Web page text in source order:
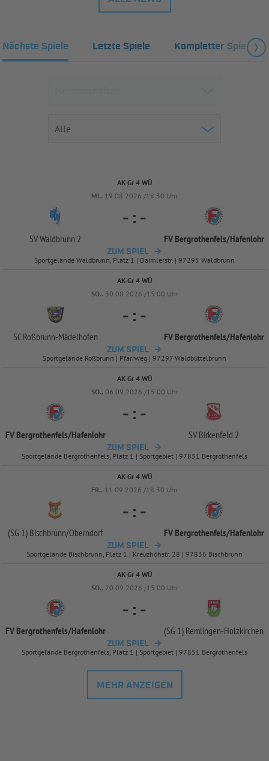
Nächste Spiele Letzte Spiele Kompletter Spielplan
AK-Gr 4 WÜ
MI.. 19.08.2026 /18:30 Uhr
SV Waldbrunn 2
- : -
FV Bergrothenfels/Hafenlohr
ZUM SPIEL
Sportgelände Waldbrunn, Platz 1 | Daimlerstr. | 97295 Waldbrunn
AK-Gr 4 WÜ
SO.. 30.08.2026 /15:00 Uhr
SC Roßbrunn-Mädelhofen
- : -
FV Bergrothenfels/Hafenlohr
ZUM SPIEL
Sportgelände Roßbrunn | Pfarrweg | 97297 Waldbüttelbrunn
AK-Gr 4 WÜ
SO.. 06.09.2026 /15:00 Uhr
FV Bergrothenfels/Hafenlohr
- : -
SV Birkenfeld 2
ZUM SPIEL
Sportgelände Bergrothenfels, Platz 1 | Sportgebiet | 97851 Bergrothenfels
AK-Gr 4 WÜ
FR.. 11.09.2026 /18:30 Uhr
(SG 1) Bischbrunn/Oberndorf
- : -
FV Bergrothenfels/Hafenlohr
ZUM SPIEL
Sportgelände Bischbrunn, Platz 1 | Kreuzhöhstr. 28 | 97836 Bischbrunn
AK-Gr 4 WÜ
SO.. 20.09.2026 /15:00 Uhr
FV Bergrothenfels/Hafenlohr
- : -
(SG 1) Remlingen-Holzkirchen
ZUM SPIEL
Sportgelände Bergrothenfels, Platz 1 | Sportgebiet | 97851 Bergrothenfels
MEHR ANZEIGEN